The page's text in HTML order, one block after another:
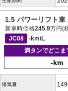
1.5 パワーリフト車
新車時価格245.9万円(
JC08
-km/L
満タンでどこま
-km
排気量